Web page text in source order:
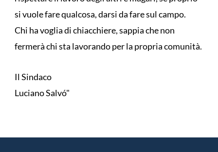
si vuole fare qualcosa, darsi da fare sul campo.
Chi ha voglia di chiacchiere, sappia che non
fermerà chi sta lavorando per la propria comunità.
Il Sindaco
Luciano Salvó"